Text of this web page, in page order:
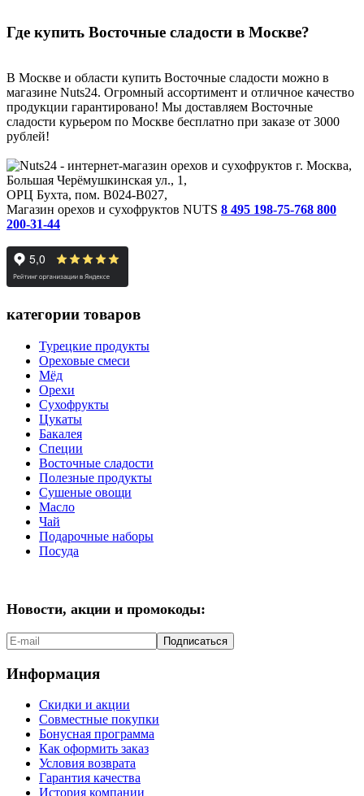
Где купить Восточные сладости в Москве?
В Москве и области купить Восточные сладости можно в
магазине Nuts24. Огромный ассортимент и отличное качество
продукции гарантировано! Мы доставляем Восточные
сладости курьером по Москве бесплатно при заказе от 3000
рублей!
г. Москва,
Большая Черёмушкинская ул., 1,
ОРЦ Бухта, пом. B024-B027,
Магазин орехов и сухофруктов NUTS 8 495 198-75-768 800
200-31-44
категории товаров
Турецкие продукты
Ореховые смеси
Мёд
Орехи
Сухофрукты
Цукаты
Бакалея
Специи
Восточные сладости
Полезные продукты
Сушеные овощи
Масло
Чай
Подарочные наборы
Посуда
Новости, акции и промокоды:
Подписаться
Информация
Скидки и акции
Совместные покупки
Бонусная программа
Как оформить заказ
Условия возврата
Гарантия качества
История компании